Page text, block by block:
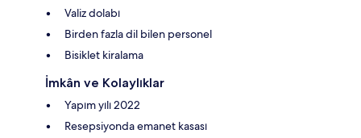
Valiz dolabı
Birden fazla dil bilen personel
Bisiklet kiralama
İmkân ve Kolaylıklar
Yapım yılı 2022
Resepsiyonda emanet kasası